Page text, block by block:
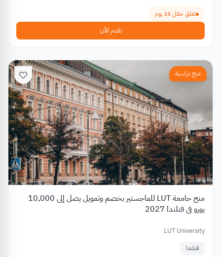
تغلق خلال 33 يوم
تقدم الآن
منح دراسية
منح جامعة LUT للماجستير بخصم وتمويل يصل إلى 10,000
يورو في فنلندا 2027
LUT University
فنلندا